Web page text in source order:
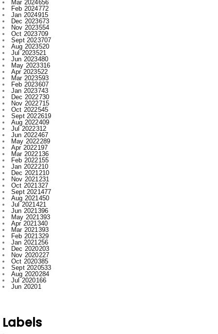
Oct 2023709
Sept 2023707
Aug 2023520
Jul 2023521
Jun 2023480
May 2023316
Apr 2023522
Mar 2023593
Feb 2023607
Jan 2023743
Dec 2022730
Nov 2022715
Oct 2022545
Sept 2022619
Aug 2022409
Jul 2022312
Jun 2022467
May 2022289
Apr 2022197
Mar 2022136
Feb 2022155
Jan 2022210
Dec 2021210
Nov 2021231
Oct 2021327
Sept 2021477
Aug 2021450
Jul 2021421
Jun 2021396
May 2021393
Apr 2021340
Mar 2021393
Feb 2021329
Jan 2021256
Dec 2020203
Nov 2020227
Oct 2020385
Sept 2020533
Aug 2020284
Jul 2020166
Jun 20201
Ambagarh
Ambagarh Chauki